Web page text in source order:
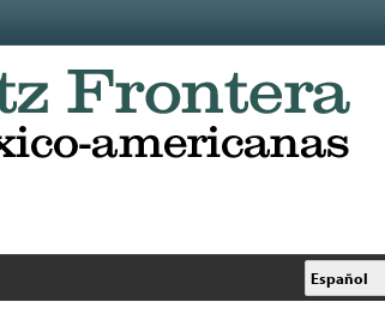
Español